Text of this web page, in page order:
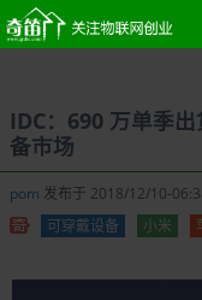
IDC：690 万单季
备市场
pom 发布于 2018/12/10-
可穿戴设备
小米